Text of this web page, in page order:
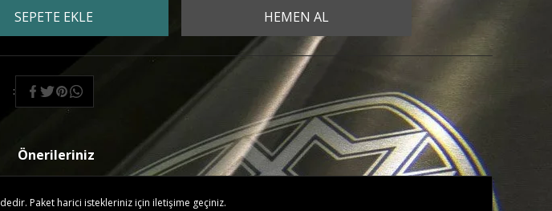
SEPETE EKLE HEMEN AL
Önerileriniz
Paket harici istekleriniz için iletişime geçiniz.